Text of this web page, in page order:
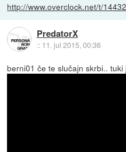
http://www.overclock.net/t/
PredatorX
:: 11. jul 2015, 00:36
berni01 če te slučajn skrbi..